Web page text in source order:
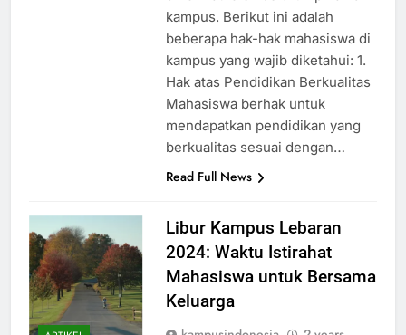
dihormati oleh seluruh pihak di
kampus. Berikut ini adalah
beberapa hak-hak mahasiswa di
kampus yang wajib diketahui: 1.
Hak atas Pendidikan Berkualitas
Mahasiswa berhak untuk
mendapatkan pendidikan yang
Libur Kampus Lebaran
2024: Waktu Istirahat
Mahasiswa untuk Bersama
Keluarga